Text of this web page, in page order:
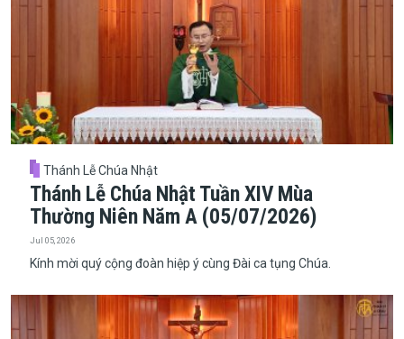
Thánh Lễ Chúa Nhật
Thánh Lễ Chúa Nhật Tuần XIV Mùa
Thường Niên Năm A (05/07/2026)
Jul 05, 2026
Kính mời quý cộng đoàn hiệp ý cùng Đài ca tụng Chúa.